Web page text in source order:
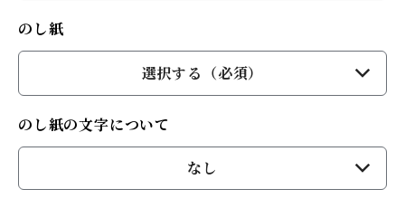
のし紙
選択する（必須）
のし紙の文字について
なし